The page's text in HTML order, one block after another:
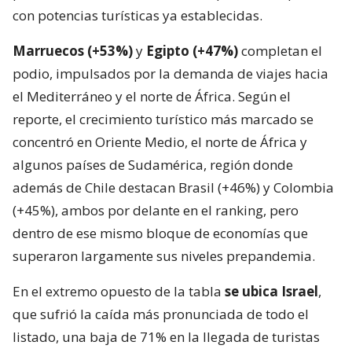
con potencias turísticas ya establecidas.
Marruecos (+53%)y Egipto (+47%)completan el
podio, impulsados por la demanda de viajes hacia
el Mediterráneo y el norte de África. Según el
reporte, el crecimiento turístico más marcado se
concentró en Oriente Medio, el norte de África y
algunos países de Sudamérica, región donde
además de Chile destacan Brasil (+46%) y Colombia
(+45%), ambos por delante en el ranking, pero
dentro de ese mismo bloque de economías que
superaron largamente sus niveles prepandemia.
En el extremo opuesto de la tabla se ubica Israel,
que sufrió la caída más pronunciada de todo el
listado, una baja de 71% en la llegada de turistas